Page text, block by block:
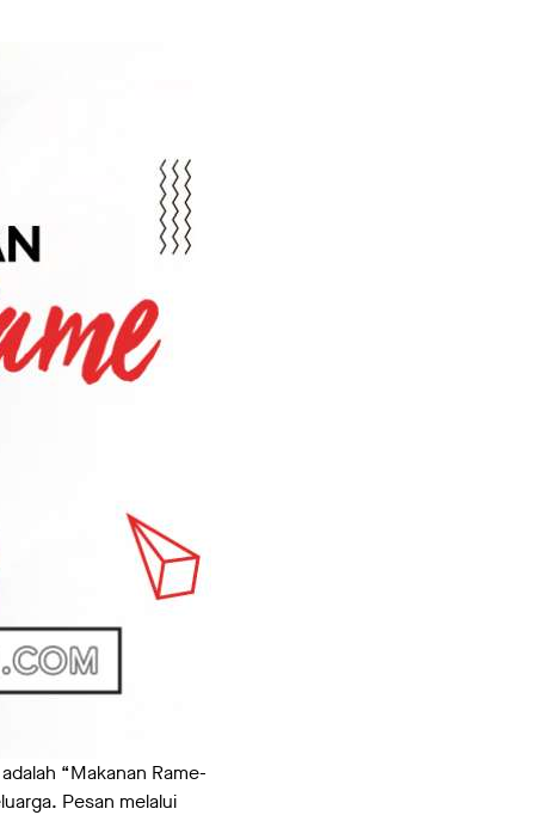
“Makanan Rame-
Pesan melalui